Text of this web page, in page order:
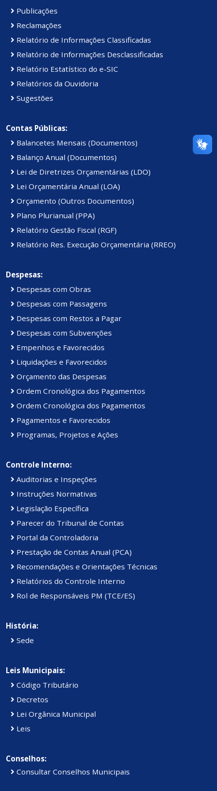
Publicações
Reclamações
Relatório de Informações Classificadas
Relatório de Informações Desclassificadas
Relatório Estatístico do e-SIC
Relatórios da Ouvidoria
Sugestões
Contas Públicas:
Balancetes Mensais (Documentos)
Balanço Anual (Documentos)
Lei de Diretrizes Orçamentárias (LDO)
Lei Orçamentária Anual (LOA)
Orçamento (Outros Documentos)
Plano Plurianual (PPA)
Relatório Gestão Fiscal (RGF)
Relatório Res. Execução Orçamentária (RREO)
Despesas:
Despesas com Obras
Despesas com Passagens
Despesas com Restos a Pagar
Despesas com Subvenções
Empenhos e Favorecidos
Liquidações e Favorecidos
Orçamento das Despesas
Ordem Cronológica dos Pagamentos
Ordem Cronológica dos Pagamentos
Pagamentos e Favorecidos
Programas, Projetos e Ações
Controle Interno:
Auditorias e Inspeções
Instruções Normativas
Legislação Específica
Parecer do Tribunal de Contas
Portal da Controladoria
Prestação de Contas Anual (PCA)
Recomendações e Orientações Técnicas
Relatórios do Controle Interno
Rol de Responsáveis PM (TCE/ES)
História:
Sede
Leis Municipais:
Código Tributário
Decretos
Lei Orgânica Municipal
Leis
Conselhos:
Consultar Conselhos Municipais